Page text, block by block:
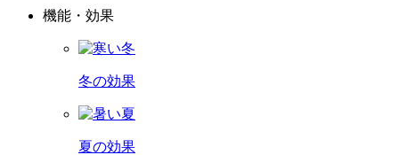
機能・効果
冬の効果
夏の効果